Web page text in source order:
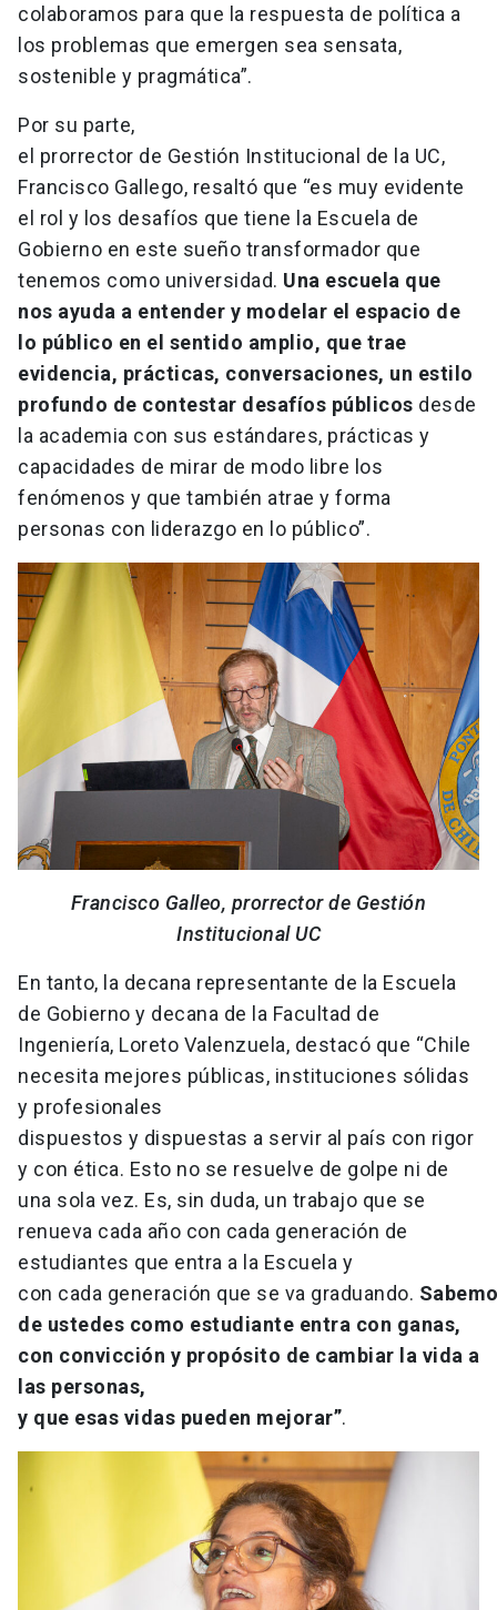
colaboramos para que la respuesta de política a
los problemas que emergen sea sensata,
sostenible y pragmática”.
Por su parte,
el prorrector de Gestión Institucional de la UC,
Francisco Gallego, resaltó que “es muy evidente
el rol y los desafíos que tiene la Escuela de
Gobierno en este sueño transformador que
tenemos como universidad. Una escuela que
nos ayuda a entender y modelar el espacio de
lo público en el sentido amplio, que trae
evidencia, prácticas, conversaciones, un estilo
profundo de contestar desafíos públicos desde
la academia con sus estándares, prácticas y
capacidades de mirar de modo libre los
fenómenos y que también atrae y forma
personas con liderazgo en lo público”.
Francisco Galleo, prorrector de Gestión
Institucional UC
En tanto, la decana representante de la Escuela
de Gobierno y decana de la Facultad de
Ingeniería, Loreto Valenzuela, destacó que “Chile
necesita mejores públicas, instituciones sólidas
y profesionales
dispuestos y dispuestas a servir al país con rigor
y con ética. Esto no se resuelve de golpe ni de
una sola vez. Es, sin duda, un trabajo que se
renueva cada año con cada generación de
estudiantes que entra a la Escuela y
con cada generación que se va graduando.
de ustedes como estudiante entra con ganas,
con convicción y propósito de cambiar la vida a
las personas,
y que esas vidas pueden mejorar”.